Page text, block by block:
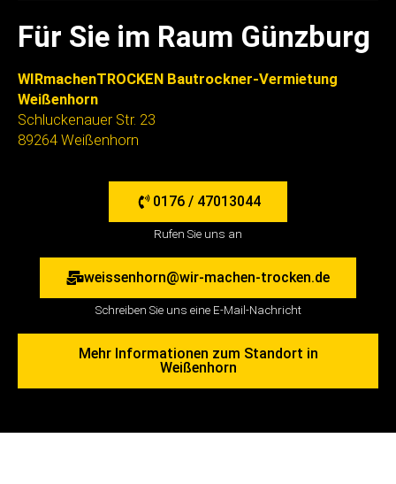
Für Sie im Raum Günzburg
WIRmachenTROCKEN Bautrockner-Vermietung
Weißenhorn
Schluckenauer Str. 23
89264 Weißenhorn
0176 / 47013044
Rufen Sie uns an
weissenhorn@wir-machen-trocken.de
Schreiben Sie uns eine E-Mail-Nachricht
Mehr Informationen zum Standort in
Weißenhorn